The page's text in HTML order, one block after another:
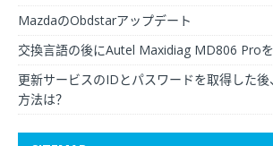
MazdaのObdstarアップデート
交換言語の後にAutel Maxidiag MD806 Proを
更新サービスのIDとパスワードを取得した
方法は？